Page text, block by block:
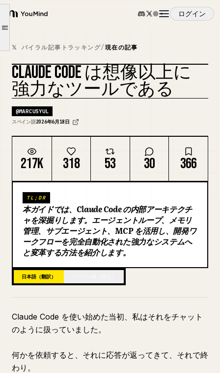
YouMind
ログイン
概要
ユースケース
スキル
プロンプト
料金
ダウンロード
ブログ
更新情報
Article outline
フックとスキル：制御を掌握する
2. スキル
サブエージェント：問題が大きくなったら委任する
MCP：エージェントと外界を接続する
すべてがどのように連携するか
𝕏 バイラル記事トラッキング/現在の記事
カバーをリミックス
CLAUDE CODE は想像以上に
強力なツールである
@MARCUSYUL
スペイン語2026年6月18日
217K 318 53 30 366
TL;DR
本ガイドでは、Claude Code の内部アーキテクチ
ャを深掘りします。エージェントループ、メモリ
管理、サブエージェント、MCP を活用し、開発ワ
ークフローを完全自動化された強力なシステムへ
と変革する方法を紹介します。
日本語（翻訳）
Claude Code を使い始めた当初、私はそれをチャット
のように扱っていました。
何かを依頼すると、それに応答が返ってきて、それで終
わり。